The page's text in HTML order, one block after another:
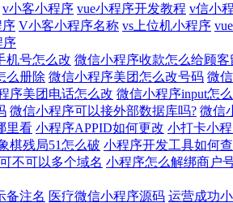
v小客小程序 vue小程序开发教程 v信小
序 V小客小程序名称 vs上位机小程序
序
机号怎么改 微信小程序收款怎么给顾客
么册除 微信小程序美团怎么改号码 微
序美团电话怎么改 微信小程序input怎
微信小程序可以接外部数据库吗? 微信
里看 小程序APPID如何更改 小打卡小
棋残局51怎么破 小程序开发工具如何
不可以多个域名 小程序怎么解绑商户
备注名 医疗微信小程序源码 运营成功